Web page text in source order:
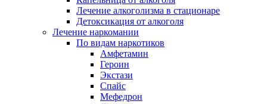
Лечение алкоголизма в стационаре
Детоксикация от алкоголя
Лечение наркомании
По видам наркотиков
Амфетамин
Героин
Экстази
Спайс
Мефедрон